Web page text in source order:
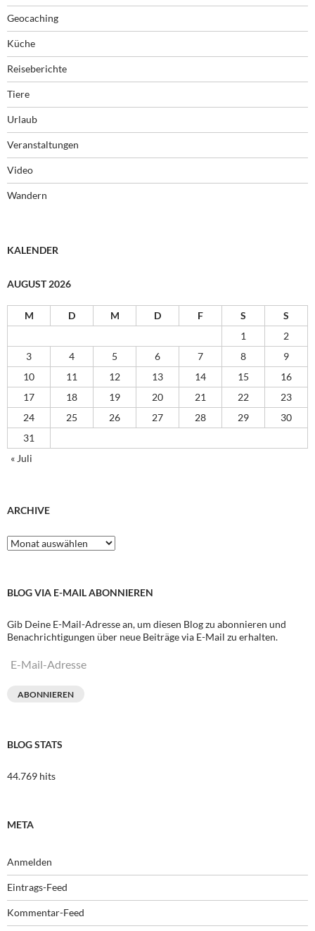
Geocaching
Küche
Reiseberichte
Tiere
Urlaub
Veranstaltungen
Video
Wandern
KALENDER
AUGUST 2026
M D M D F S
S
1
2
3
4 5 6 7 8
9
10
11 12 13 14 15
16
17
18 19 20 21 22
23
24
25 26 27 28 29
30
31
« Juli
ARCHIVE
Archive
BLOG VIA E-MAIL ABONNIEREN
Gib Deine E-Mail-Adresse an, um diesen Blog zu abonnieren und
Benachrichtigungen über neue Beiträge via E-Mail zu erhalten.
E-
ABONNIEREN
BLOG STATS
44.769 hits
META
Anmelden
Eintrags-Feed
Kommentar-Feed